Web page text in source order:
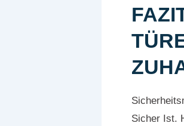
Sicher Ist.